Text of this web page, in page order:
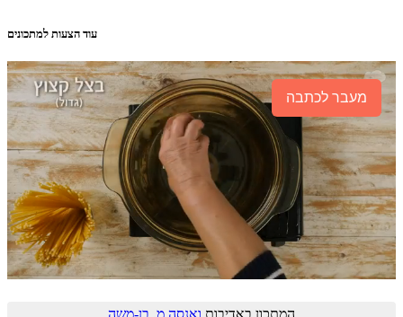
עוד הצעות למתכונים
מעבר לכתבה
המתכון באדיבות ואנסה מ. בן-משה